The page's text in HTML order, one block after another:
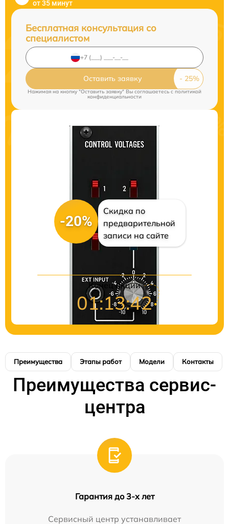
от 35 минут
Бесплатная консультация со
специалистом
Оставить заявку
Нажимая на кнопку "Оставить заявку" Вы соглашаетесь cполитикой
конфиденциальности
-20%
Скидка по
предварительной
записи на сайте
Конец акции
01:13:41
Преимущества Этапы работ Модели Контакты
Преимущества сервис-
центра
Гарантия до 3-х лет
Сервисный центр устанавливает